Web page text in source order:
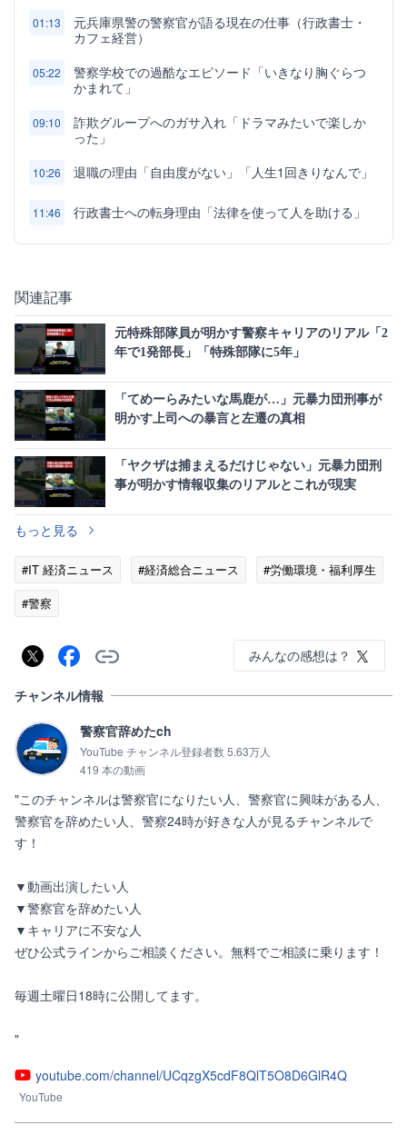
01:13
元兵庫県警の警察官が語る現在の仕事（行政書士・
カフェ経営）
05:22
警察学校での過酷なエピソード「いきなり胸ぐらつ
かまれて」
09:10
詐欺グループへのガサ入れ「ドラマみたいで楽しか
った」
10:26 退職の理由「自由度がない」「人生1回きりなんで」
11:46 行政書士への転身理由「法律を使って人を助ける」
関連記事
元特殊部隊員が明かす警察キャリアのリアル「2
年で1発部長」「特殊部隊に5年」
「てめーらみたいな馬鹿が…」元暴力団刑事が
明かす上司への暴言と左遷の真相
「ヤクザは捕まえるだけじゃない」元暴力団刑
事が明かす情報収集のリアルとこれが現実
もっと見る
#IT 経済ニュース #経済総合ニュース
#労働環境・福利厚生
#警察
みんなの感想は？
チャンネル情報
警察官辞めたch
YouTube チャンネル登録者数 5.63万人
419 本の動画
"このチャンネルは警察官になりたい人、警察官に興味がある人、
警察官を辞めたい人、警察24時が好きな人が見るチャンネルで
す！
▼動画出演したい人
▼警察官を辞めたい人
▼キャリアに不安な人
ぜひ公式ラインからご相談ください。無料でご相談に乗ります！
毎週土曜日18時に公開してます。
"
youtube.com/channel/UCqzgX5cdF8QlT5O8D6GlR4Q
YouTube